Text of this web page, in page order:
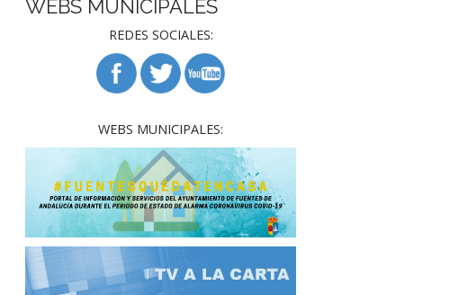
WEBS MUNICIPALES
REDES SOCIALES:
WEBS MUNICIPALES: